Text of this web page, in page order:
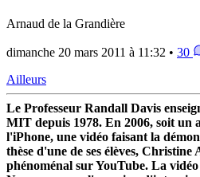
Arnaud de la Grandière
dimanche 20 mars 2011 à 11:32 • 30
Ailleurs
Le Professeur Randall Davis
MIT depuis 1978. En 2006, soit un
l'iPhone, une vidéo faisant la
thèse d'une de ses élèves,
phénoménal sur YouTube. La